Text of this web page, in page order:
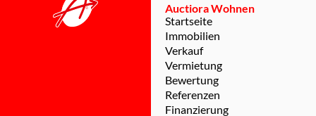
Auctiora Wohnen
Startseite
Immobilien
Verkauf
Vermietung
Bewertung
Referenzen
Finanzierung